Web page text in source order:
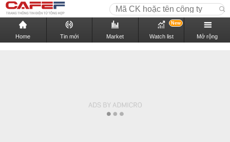
Home Tin mới Market Watch list
New
Mở rộng